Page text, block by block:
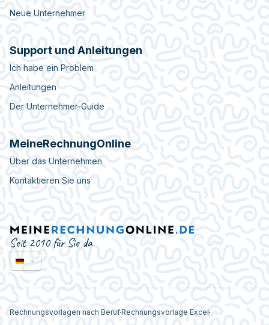
Neue Unternehmer
Support und Anleitungen
Ich habe ein Problem
Anleitungen
Der Unternehmer-Guide
MeineRechnungOnline
Über das Unternehmen
Kontaktieren Sie uns
Seit 2010 für Sie da
Rechnungsvorlagen nach BerufRechnungsvorlage Excel